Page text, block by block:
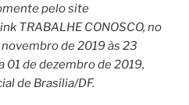
pelo site
TRABALHE CONOSCO, no
de 2019 às 23
de dezembro de 2019,
de Brasília/DF.